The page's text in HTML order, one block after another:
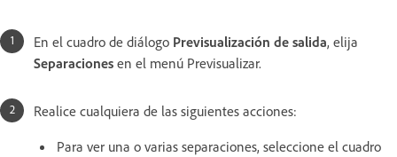
En el cuadro de diálogo Previsualización de salida, elija
Separaciones en el menú Previsualizar.
Realice cualquiera de las siguientes acciones:
Para ver una o varias separaciones, seleccione el cuadro